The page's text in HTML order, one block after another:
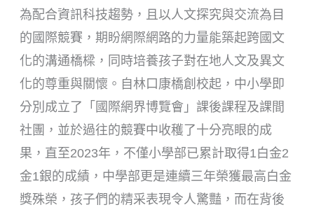
為配合資訊科技趨勢，且以人文探究與交流為目
的國際競賽，期盼網際網路的力量能築起跨國文
化的溝通橋樑，同時培養孩子對在地人文及異文
化的尊重與關懷。自林口康橋創校起，中小學即
分別成立了「國際網界博覽會」課後課程及課間
社團，並於過往的競賽中收穫了十分亮眼的成
果，直至2023年，不僅小學部已累計取得1白金2
金1銀的成績，中學部更是連續三年榮獲最高白金
獎殊榮，孩子們的精采表現令人驚豔，而在背後